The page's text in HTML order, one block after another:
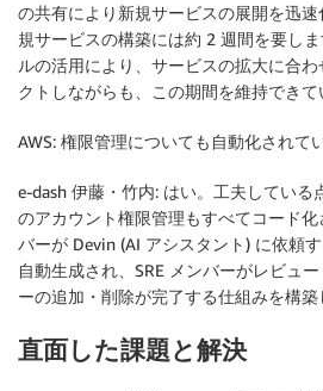
の共有により新規サービスの展開を迅
規サービスの構築には約 2 週間を要し
ルの活用により、サービスの拡大に合
クトしながらも、この期間を維持できて
AWS: 権限管理についても自動化されて
e-dash 伊藤・竹内: はい。工夫している
のアカウント権限管理もすべてコード
バーが Devin (AI アシスタント) に依頼
自動生成され、SRE メンバーがレビュ
ーの追加・削除が完了する仕組みを構築
直面した課題と解決